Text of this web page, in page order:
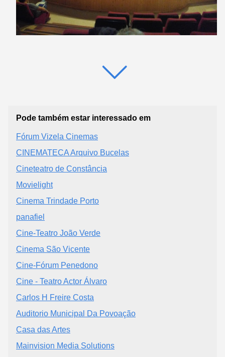
Pode também estar interessado em
Fórum Vizela Cinemas
CINEMATECA Arquivo Bucelas
Cineteatro de Constância
Movielight
Cinema Trindade Porto
panafiel
Cine-Teatro João Verde
Cinema São Vicente
Cine-Fórum Penedono
Cine - Teatro Actor Álvaro
Carlos H Freire Costa
Auditorio Municipal Da Povoação
Casa das Artes
Mainvision Media Solutions